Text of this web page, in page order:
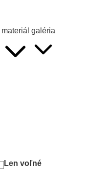
materiál galéria
Len voľné